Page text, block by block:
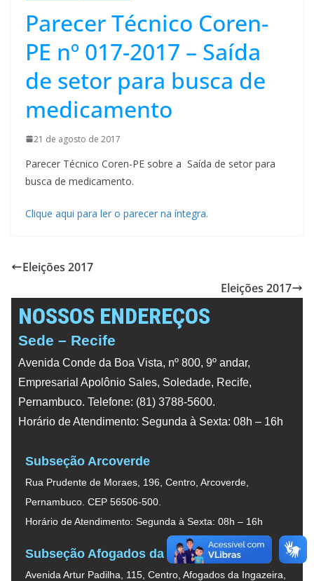
Parecer Técnico Coren-
PE nº 017-2017 – Saída
de setor para busca de
medicamento
21 de agosto de 2017
Parecer Técnico Coren-PE sobre a Saída de setor para
busca de medicamento.
Clique aqui para ler o parecer na íntegra.
Eleições 2017
Eleições 2017
NOSSOS ENDEREÇOS
Sede – Recife
Avenida Conde da Boa Vista, nº 800, 9º andar,
Empresarial Apolônio Sales, Soledade, Recife,
Pernambuco. Telefone: (81) 3788-5600.
Horário de Atendimento: Segunda à Sexta: 08h – 16h
Subseção Arcoverde
Rua Prudente de Moraes, 196, Centro, Arcoverde,
Pernambuco. CEP 56506-500.
Horário de Atendimento: Segunda à Sexta: 08h – 16h
Subseção Afogados da Ingazeira
Avenida Artur Padilha, 115, Centro, Afogados da Ingazeira,